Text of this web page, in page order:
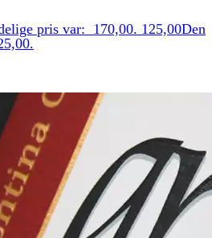
pris var: 170,00. 125,00Den